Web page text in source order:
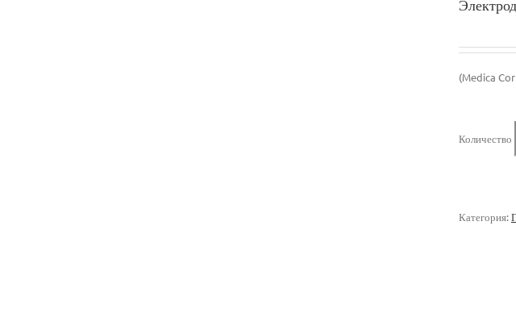
(Medica
Количество
Категория: